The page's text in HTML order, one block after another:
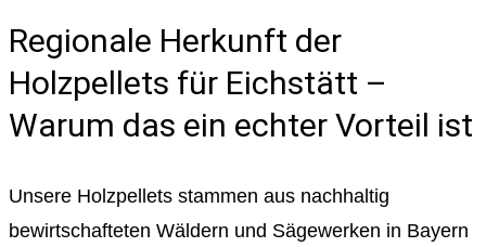
Regionale Herkunft der
Holzpellets für Eichstätt –
Warum das ein echter Vorteil ist
Unsere Holzpellets stammen aus nachhaltig
bewirtschafteten Wäldern und Sägewerken in Bayern